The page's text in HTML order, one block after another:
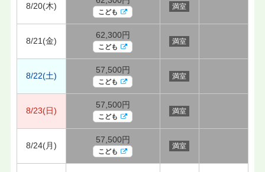
8/20(木)
こども
満室
8/21(金)
62,300円
こども
満室
8/22(土)
57,500円
こども
満室
8/23(日)
57,500円
こども
満室
8/24(月)
57,500円
こども
満室